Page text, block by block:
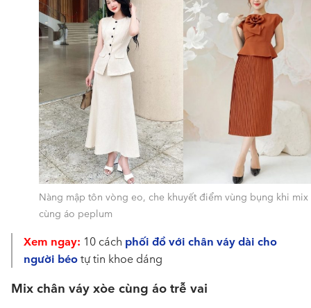
Nàng mập tôn vòng eo, che khuyết điểm vùng bụng khi mix
cùng áo peplum
Xem ngay: 10 cách phối đồ với chân váy dài cho
người béotự tin khoe dáng
Mix chân váy xòe cùng áo trễ vai